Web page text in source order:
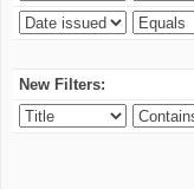
New Filters: